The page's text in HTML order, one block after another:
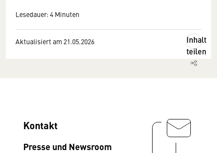
Lesedauer: 4 Minuten
Aktualisiert am 21.05.2026
Inhalt
teilen
Kontakt
Presse und Newsroom